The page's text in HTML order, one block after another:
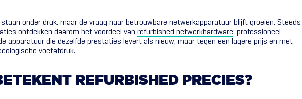
onder druk, maar de vraag naar betrouwbare netwerkapparatuur blijft groeien. Steeds
ontdekken daarom het voordeel van refurbished netwerkhardware: professioneel
apparatuur die dezelfde prestaties levert als nieuw, maar tegen een lagere prijs en met
voetafdruk.
REFURBISHED PRECIES?